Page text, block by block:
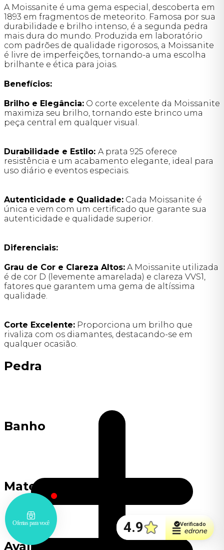
A Moissanite é uma gema especial, descoberta em
1893 em fragmentos de meteorito. Famosa por sua
durabilidade e brilho intenso, é a segunda pedra
mais dura do mundo. Produzida em laboratório
com padrões de qualidade rigorosos, a Moissanite
é livre de imperfeições, tornando-a uma escolha
brilhante e ética para joias.
Benefícios:
Brilho e Elegância: O corte excelente da Moissanite
maximiza seu brilho, tornando este brinco uma
peça central em qualquer visual.
Durabilidade e Estilo: A prata 925 oferece
resistência e um acabamento elegante, ideal para
uso diário e eventos especiais.
Autenticidade e Qualidade: Cada Moissanite é
única e vem com um certificado que garante sua
autenticidade e qualidade superior.
Diferenciais:
Grau de Cor e Clareza Altos: A Moissanite utilizada
é de cor D (levemente amarelada) e clareza VVS1,
fatores que garantem uma gema de altíssima
qualidade.
Corte Excelente: Proporciona um brilho que
rivaliza com os diamantes, destacando-se em
qualquer ocasião.
Pedra
Banho
Material
Avaliações de clientes